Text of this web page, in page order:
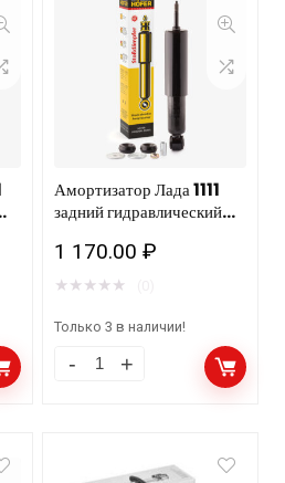
Амортизатор Лада 1111
задний гидравлический
1 170.00₽
★ ★ ★ ★ ★
Только 3 в наличии!